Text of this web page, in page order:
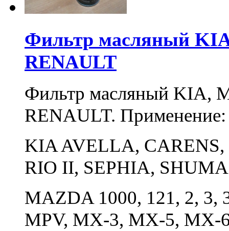
Фильтр масляный
RENAULT
Фильтр масляный KIA,
RENAULT.
KIA AVELLA,
RIO II, SEPHIA,
MAZDA 1000, 121, 2, 3,
MPV, MX-3, MX-5, MX-